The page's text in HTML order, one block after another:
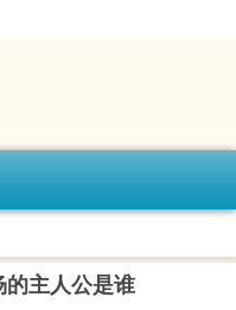
的主人公是谁